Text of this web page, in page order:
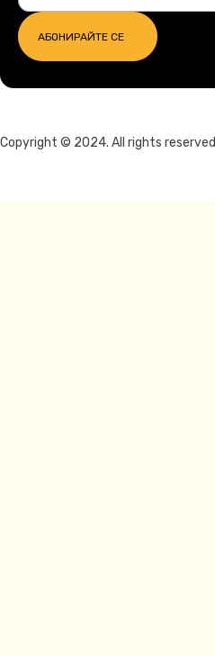
АБОНИРАЙТЕ СЕ
Copyright © 2024. All rights reserved